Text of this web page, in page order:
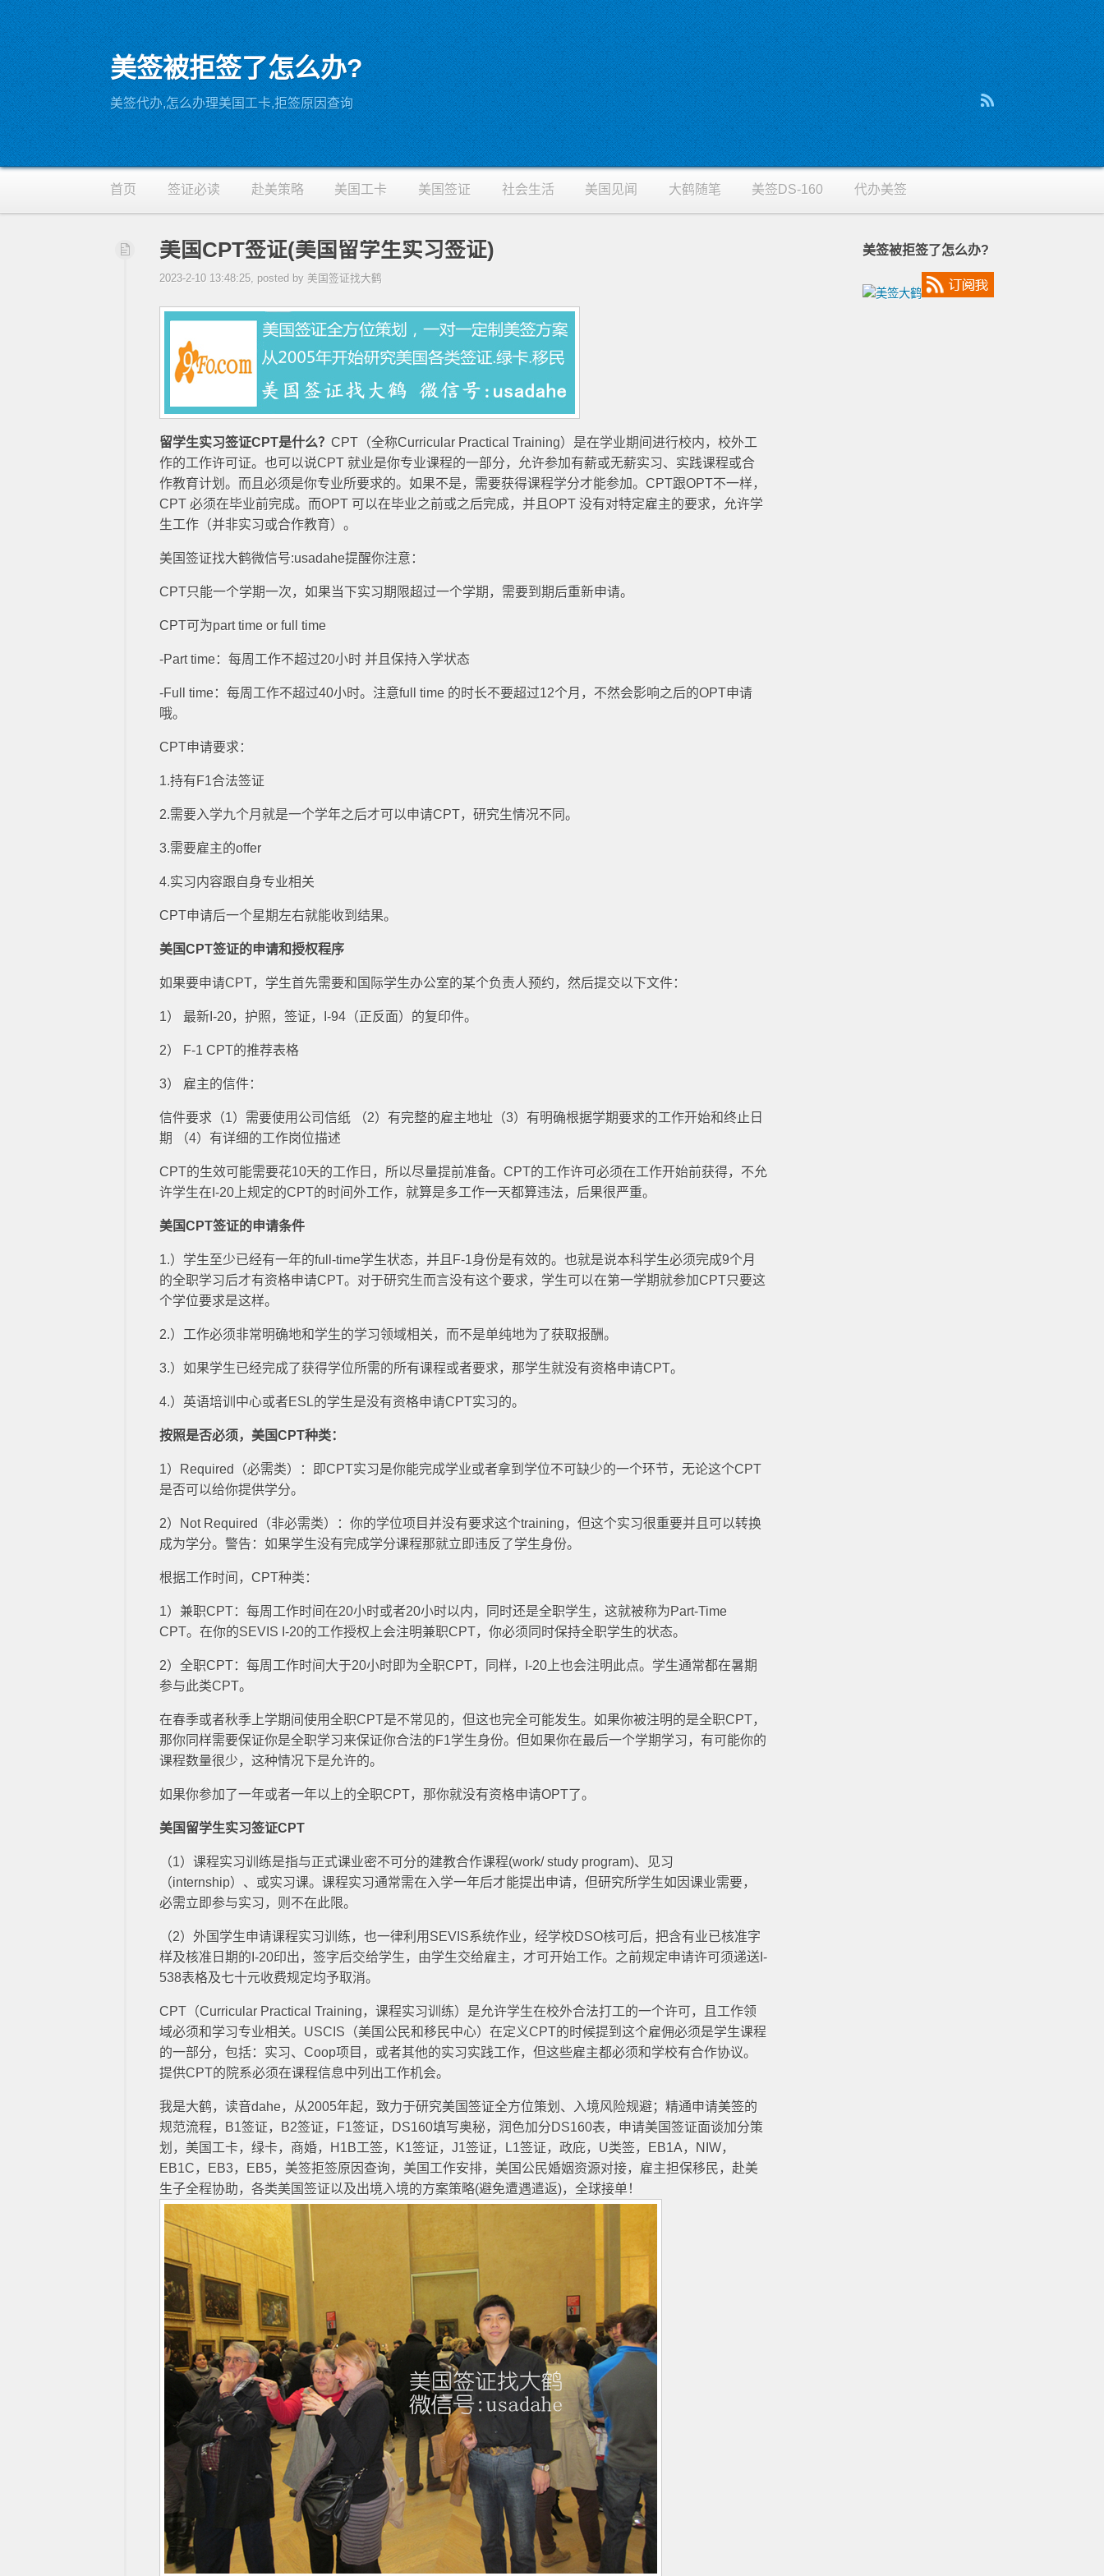
美签被拒签了怎么办?
美签代办,怎么办理美国工卡,拒签原因查询
RSS
首页 签证必读 赴美策略 美国工卡 美国签证 社会生活 美国见闻 大鹤随笔 美签DS-160 代办美签
美国CPT签证(美国留学生实习签证)
2023-2-10 13:48:25, posted by 美国签证找大鹤
留学生实习签证CPT是什么？CPT（全称Curricular Practical Training）是在学业期间进行校内，校外工
作的工作许可证。也可以说CPT 就业是你专业课程的一部分，允许参加有薪或无薪实习、实践课程或合
作教育计划。而且必须是你专业所要求的。如果不是，需要获得课程学分才能参加。CPT跟OPT不一样，
CPT 必须在毕业前完成。而OPT 可以在毕业之前或之后完成，并且OPT 没有对特定雇主的要求，允许学
生工作（并非实习或合作教育）。
美国签证找大鹤微信号:usadahe提醒你注意：
CPT只能一个学期一次，如果当下实习期限超过一个学期，需要到期后重新申请。
CPT可为part time or full time
-Part time：每周工作不超过20小时 并且保持入学状态
-Full time：每周工作不超过40小时。注意full time 的时长不要超过12个月，不然会影响之后的OPT申请
哦。
CPT申请要求：
1.持有F1合法签证
2.需要入学九个月就是一个学年之后才可以申请CPT，研究生情况不同。
3.需要雇主的offer
4.实习内容跟自身专业相关
CPT申请后一个星期左右就能收到结果。
美国CPT签证的申请和授权程序
如果要申请CPT，学生首先需要和国际学生办公室的某个负责人预约，然后提交以下文件：
1） 最新I-20，护照，签证，I-94（正反面）的复印件。
2） F-1 CPT的推荐表格
3） 雇主的信件：
信件要求（1）需要使用公司信纸 （2）有完整的雇主地址（3）有明确根据学期要求的工作开始和终止日
期 （4）有详细的工作岗位描述
CPT的生效可能需要花10天的工作日，所以尽量提前准备。CPT的工作许可必须在工作开始前获得，不允
许学生在I-20上规定的CPT的时间外工作，就算是多工作一天都算违法，后果很严重。
美国CPT签证的申请条件
1.）学生至少已经有一年的full-time学生状态，并且F-1身份是有效的。也就是说本科学生必须完成9个月
的全职学习后才有资格申请CPT。对于研究生而言没有这个要求，学生可以在第一学期就参加CPT只要这
个学位要求是这样。
2.）工作必须非常明确地和学生的学习领域相关，而不是单纯地为了获取报酬。
3.）如果学生已经完成了获得学位所需的所有课程或者要求，那学生就没有资格申请CPT。
4.）英语培训中心或者ESL的学生是没有资格申请CPT实习的。
按照是否必须，美国CPT种类：
1）Required（必需类）：即CPT实习是你能完成学业或者拿到学位不可缺少的一个环节，无论这个CPT
是否可以给你提供学分。
2）Not Required（非必需类）：你的学位项目并没有要求这个training，但这个实习很重要并且可以转换
成为学分。警告：如果学生没有完成学分课程那就立即违反了学生身份。
根据工作时间，CPT种类：
1）兼职CPT：每周工作时间在20小时或者20小时以内，同时还是全职学生，这就被称为Part-Time
CPT。在你的SEVIS I-20的工作授权上会注明兼职CPT，你必须同时保持全职学生的状态。
2）全职CPT：每周工作时间大于20小时即为全职CPT，同样，I-20上也会注明此点。学生通常都在暑期
参与此类CPT。
在春季或者秋季上学期间使用全职CPT是不常见的，但这也完全可能发生。如果你被注明的是全职CPT，
那你同样需要保证你是全职学习来保证你合法的F1学生身份。但如果你在最后一个学期学习，有可能你的
课程数量很少，这种情况下是允许的。
如果你参加了一年或者一年以上的全职CPT，那你就没有资格申请OPT了。
美国留学生实习签证CPT
（1）课程实习训练是指与正式课业密不可分的建教合作课程(work/ study program)、见习
（internship）、或实习课。课程实习通常需在入学一年后才能提出申请，但研究所学生如因课业需要，
必需立即参与实习，则不在此限。
（2）外国学生申请课程实习训练，也一律利用SEVIS系统作业，经学校DSO核可后，把含有业已核准字
样及核准日期的I-20印出，签字后交给学生，由学生交给雇主，才可开始工作。之前规定申请许可须递送I-
538表格及七十元收费规定均予取消。
CPT（Curricular Practical Training，课程实习训练）是允许学生在校外合法打工的一个许可，且工作领
域必须和学习专业相关。USCIS（美国公民和移民中心）在定义CPT的时候提到这个雇佣必须是学生课程
的一部分，包括：实习、Coop项目，或者其他的实习实践工作，但这些雇主都必须和学校有合作协议。
提供CPT的院系必须在课程信息中列出工作机会。
我是大鹤，读音dahe，从2005年起，致力于研究美国签证全方位策划、入境风险规避；精通申请美签的
规范流程，B1签证，B2签证，F1签证，DS160填写奥秘，润色加分DS160表，申请美国签证面谈加分策
划，美国工卡，绿卡，商婚，H1B工签，K1签证，J1签证，L1签证，政庇，U类签，EB1A，NIW，
EB1C，EB3，EB5，美签拒签原因查询，美国工作安排，美国公民婚姻资源对接，雇主担保移民，赴美
生子全程协助，各类美国签证以及出境入境的方案策略(避免遭遇遣返)，全球接单！
美签被拒签了怎么办?